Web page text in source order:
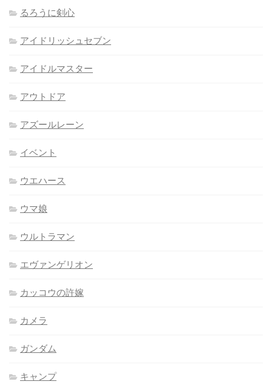
るろうに剣心
アイドリッシュセブン
アイドルマスター
アウトドア
アズールレーン
イベント
ウエハース
ウマ娘
ウルトラマン
エヴァンゲリオン
カッコウの許嫁
カメラ
ガンダム
キャンプ